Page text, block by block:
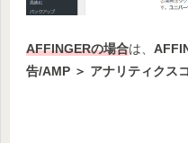
AFFINGERの場合は、
告/AMP ＞ アナリティクス